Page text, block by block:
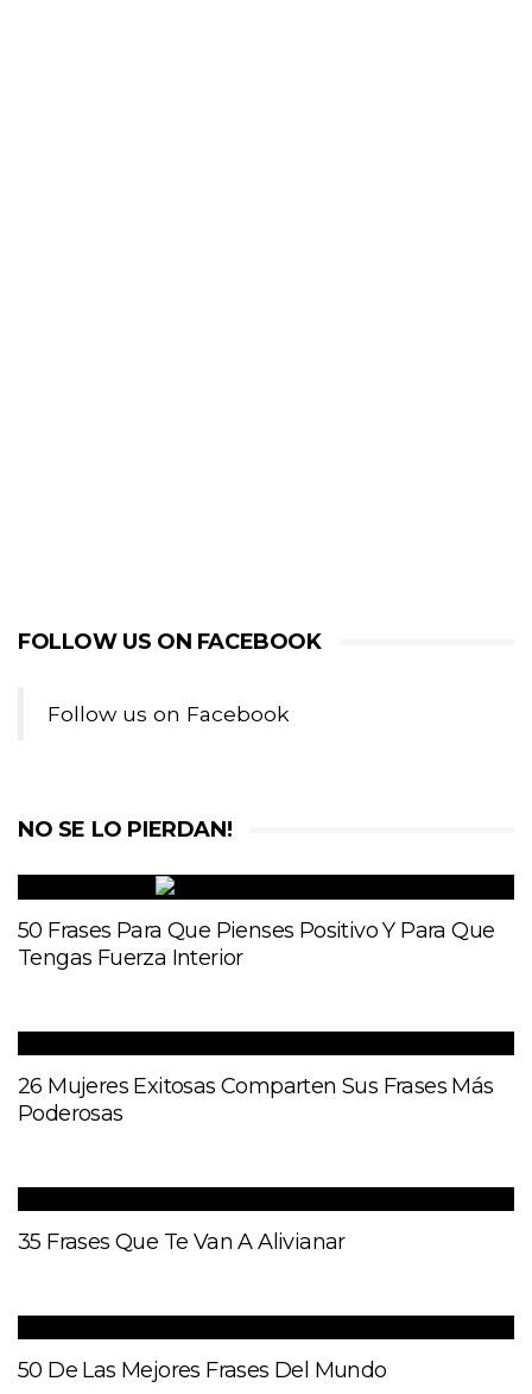
FOLLOW US ON FACEBOOK
Follow us on Facebook
NO SE LO PIERDAN!
50 Frases Para Que Pienses Positivo Y Para Que
Tengas Fuerza Interior
26 Mujeres Exitosas Comparten Sus Frases Más
Poderosas
35 Frases Que Te Van A Alivianar
50 De Las Mejores Frases Del Mundo